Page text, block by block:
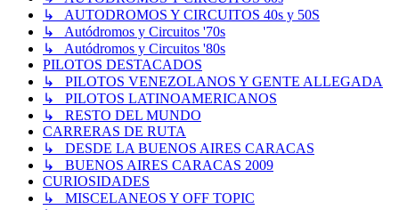
↳ AUTODROMOS Y CIRCUITOS 40s y 50S
↳ Autódromos y Circuitos '70s
↳ Autódromos y Circuitos '80s
PILOTOS DESTACADOS
↳ PILOTOS VENEZOLANOS Y GENTE ALLEGADA
↳ PILOTOS LATINOAMERICANOS
↳ RESTO DEL MUNDO
CARRERAS DE RUTA
↳ DESDE LA BUENOS AIRES CARACAS
↳ BUENOS AIRES CARACAS 2009
CURIOSIDADES
↳ MISCELANEOS Y OFF TOPIC